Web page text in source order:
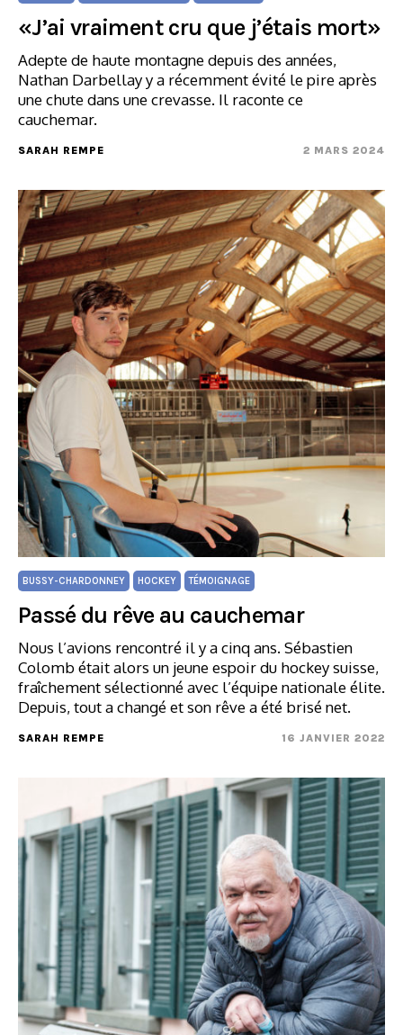
«J’ai vraiment cru que j’étais mort»
Adepte de haute montagne depuis des années,
Nathan Darbellay y a récemment évité le pire après
une chute dans une crevasse. Il raconte ce
cauchemar.
SARAH REMPE 2 MARS 2024
BUSSY-CHARDONNEY HOCKEY TÉMOIGNAGE
Passé du rêve au cauchemar
Nous l’avions rencontré il y a cinq ans. Sébastien
Colomb était alors un jeune espoir du hockey suisse,
fraîchement sélectionné avec l’équipe nationale élite.
Depuis, tout a changé et son rêve a été brisé net.
SARAH REMPE 16 JANVIER 2022